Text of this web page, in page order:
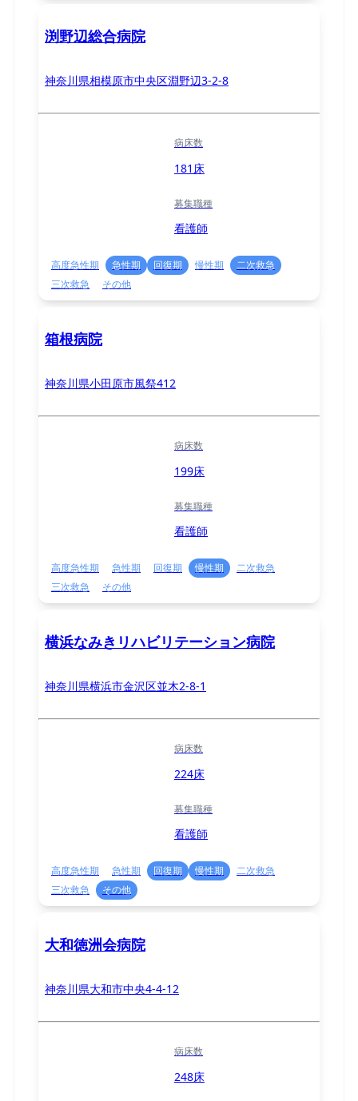
渕野辺総合病院
神奈川県相模原市中央区淵野辺3-2-8
病床数
181床
募集職種
看護師
高度急性期 急性期 回復期 慢性期
二次救急
三次救急
その他
箱根病院
神奈川県小田原市風祭412
病床数
199床
募集職種
看護師
高度急性期 急性期 回復期 慢性期
二次救急
三次救急
その他
横浜なみきリハビリテーション病院
神奈川県横浜市金沢区並木2-8-1
病床数
224床
募集職種
看護師
高度急性期 急性期 回復期 慢性期
二次救急
三次救急
その他
大和徳洲会病院
神奈川県大和市中央4-4-12
病床数
248床